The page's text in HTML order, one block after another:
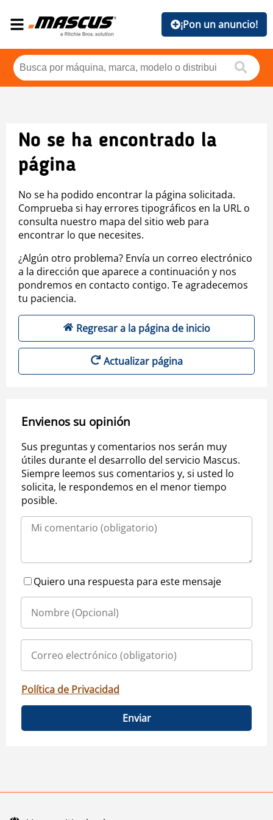
¡Pon un anuncio!
No se ha encontrado la
página
No se ha podido encontrar la página solicitada.
Comprueba si hay errores tipográficos en la URL o
consulta nuestro mapa del sitio web para
encontrar lo que necesites.
¿Algún otro problema? Envía un correo electrónico
a la dirección que aparece a continuación y nos
pondremos en contacto contigo. Te agradecemos
tu paciencia.
Regresar a la página de inicio
Actualizar página
Envienos su opinión
Sus preguntas y comentarios nos serán muy
útiles durante el desarrollo del servicio Mascus.
Siempre leemos sus comentarios y, si usted lo
solicita, le respondemos en el menor tiempo
posible.
Quiero una respuesta para este mensaje
Política de Privacidad
Enviar